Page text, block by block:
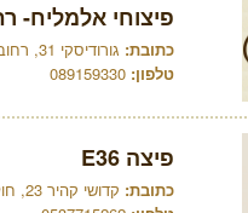
פיצוחי אלמליח-
כתובת: גורודיסקי 31, רחובות
טלפון: 089159330
פיצה E36
כתובת: קדושי קהיר 23, חולון